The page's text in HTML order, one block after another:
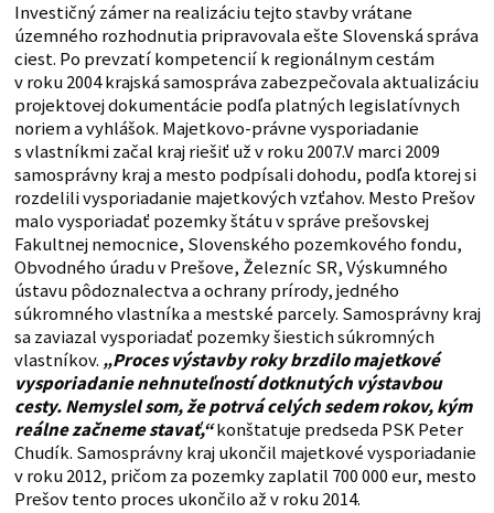
Investičný zámer na realizáciu tejto stavby vrátane
územného rozhodnutia pripravovala ešte Slovenská správa
ciest. Po prevzatí kompetencií k regionálnym cestám
v roku 2004 krajská samospráva zabezpečovala aktualizáciu
projektovej dokumentácie podľa platných legislatívnych
noriem a vyhlášok. Majetkovo-právne vysporiadanie
s vlastníkmi začal kraj riešiť už v roku 2007.V marci 2009
samosprávny kraj a mesto podpísali dohodu, podľa ktorej si
rozdelili vysporiadanie majetkových vzťahov. Mesto Prešov
malo vysporiadať pozemky štátu v správe prešovskej
Fakultnej nemocnice, Slovenského pozemkového fondu,
Obvodného úradu v Prešove, Železníc SR, Výskumného
ústavu pôdoznalectva a ochrany prírody, jedného
súkromného vlastníka a mestské parcely. Samosprávny kraj
sa zaviazal vysporiadať pozemky šiestich súkromných
vlastníkov. „Proces výstavby roky brzdilo majetkové
vysporiadanie nehnuteľností dotknutých výstavbou
cesty. Nemyslel som, že potrvá celých sedem rokov, kým
reálne začneme stavať,“konštatuje predseda PSK Peter
Chudík. Samosprávny kraj ukončil majetkové vysporiadanie
v roku 2012, pričom za pozemky zaplatil 700 000 eur, mesto
Prešov tento proces ukončilo až v roku 2014.